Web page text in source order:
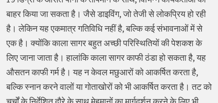
बाहर किया जा सकता है। जैसे डाइविंग, जो तेजी से लोकप्रिय हो रही
है। लेकिन यह एकमात्र गतिविधि नहीं है, बल्कि कई संभावनाओं में से
एक है। क्योंकि काला सागर बहुत अच्छी परिस्थितियों की पेशकश के
लिए जाना जाता है। हालांकि काला सागर काफी ठंडा हो सकता है, यह
औसतन काफी गर्म है। यह न केवल मछुआरों को आकर्षित करता है,
बल्कि स्नान करने वालों या गोताखोरों को भी आकर्षित करता है। तट को